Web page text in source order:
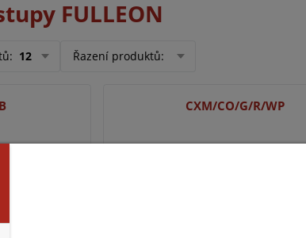
FULLEON
: 12 Řazení produktů:
CXM/CO/G/R/WP